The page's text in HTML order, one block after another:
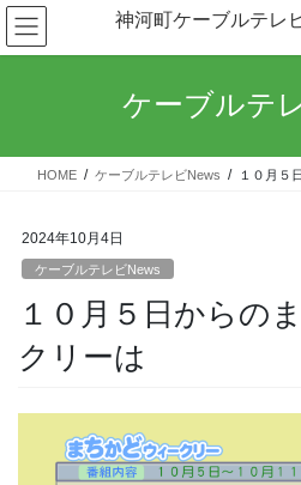
コ
ン
テ
ス
ナ
ビ
ゲ
ン
神河町ケーブルテレ
ケーブルテ
HOME ケーブルテレビNews １０月５
2024年10月4日
ケーブルテレビNews
１０月５日からの
クリーは